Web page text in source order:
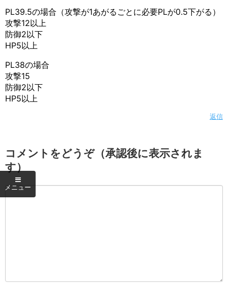
PL39.5の場合（攻撃が1あがるごとに必要PLが0.5下がる）
攻撃12以上
防御2以下
HP5以上
PL38の場合
攻撃15
防御2以下
HP5以上
返信
コメントをどうぞ（承認後に表示されま
す）